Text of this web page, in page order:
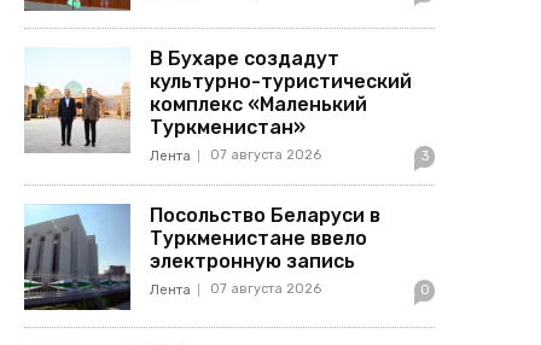
В Бухаре создадут
культурно-туристический
комплекс «Маленький
Туркменистан»
Лента 07 августа 2026 3
Посольство Беларуси в
Туркменистане ввело
электронную запись
Лента 07 августа 2026 0